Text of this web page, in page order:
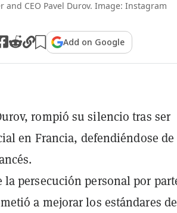
and CEO Pavel Durov. Image: Instagram
Add on Google
rompió su silencio tras ser
en Francia, defendiéndose de
persecución personal por
a mejorar los estándares de